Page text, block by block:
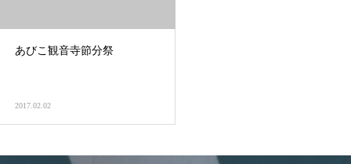
あびこ観音寺節分祭
2017.02.02